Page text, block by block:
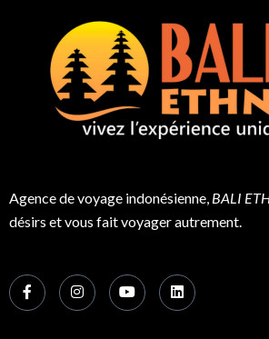
Agence de voyage indonésienne, BALI
désirs et vous fait voyager autrement.